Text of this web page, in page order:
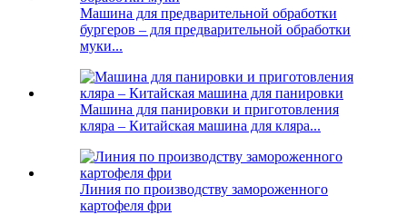
Машина для предварительной обработки
бургеров – для предварительной обработки
муки...
Машина для панировки и приготовления
кляра – Китайская машина для кляра...
Линия по производству замороженного
картофеля фри